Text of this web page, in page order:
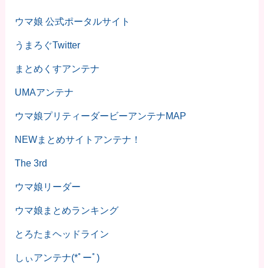
ウマ娘 公式ポータルサイト
うまろぐTwitter
まとめくすアンテナ
UMAアンテナ
ウマ娘プリティーダービーアンテナMAP
NEWまとめサイトアンテナ！
The 3rd
ウマ娘リーダー
ウマ娘まとめランキング
とろたまヘッドライン
しぃアンテナ(*ﾟーﾟ)